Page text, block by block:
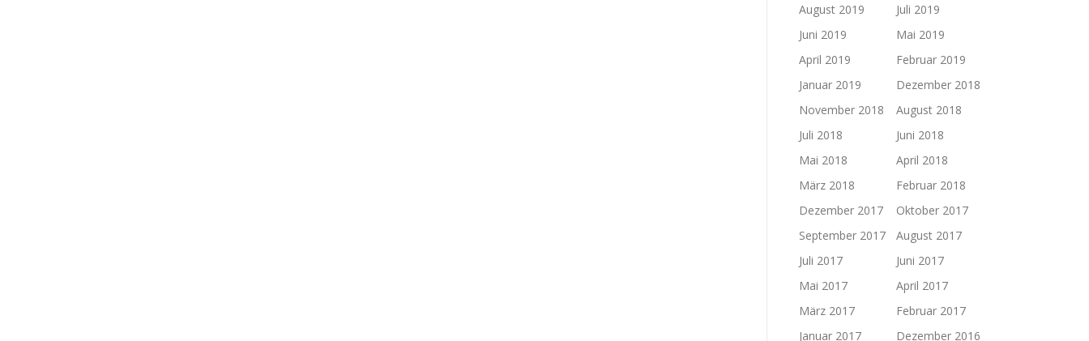
August 2019
Juli 2019
Juni 2019
Mai 2019
April 2019
Februar 2019
Januar 2019
Dezember 2018
November 2018
August 2018
Juli 2018
Juni 2018
Mai 2018
April 2018
März 2018
Februar 2018
Dezember 2017
Oktober 2017
September 2017
August 2017
Juli 2017
Juni 2017
Mai 2017
April 2017
März 2017
Februar 2017
Januar 2017
Dezember 2016